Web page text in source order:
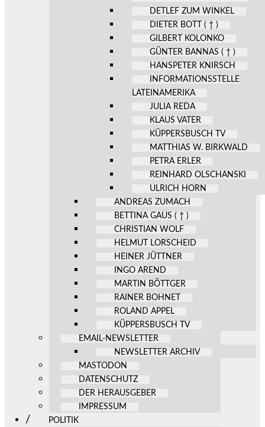
DETLEF ZUM WINKEL
DIETER BOTT ( † )
GILBERT KOLONKO
GÜNTER BANNAS ( † )
HANSPETER KNIRSCH
INFORMATIONSSTELLE
LATEINAMERIKA
JULIA REDA
KLAUS VATER
KÜPPERSBUSCH TV
MATTHIAS W. BIRKWALD
PETRA ERLER
REINHARD OLSCHANSKI
ULRICH HORN
ANDREAS ZUMACH
BETTINA GAUS ( † )
CHRISTIAN WOLF
HELMUT LORSCHEID
HEINER JÜTTNER
INGO AREND
MARTIN BÖTTGER
RAINER BOHNET
ROLAND APPEL
KÜPPERSBUSCH TV
EMAIL-NEWSLETTER
NEWSLETTER ARCHIV
MASTODON
DATENSCHUTZ
DER HERAUSGEBER
IMPRESSUM
POLITIK